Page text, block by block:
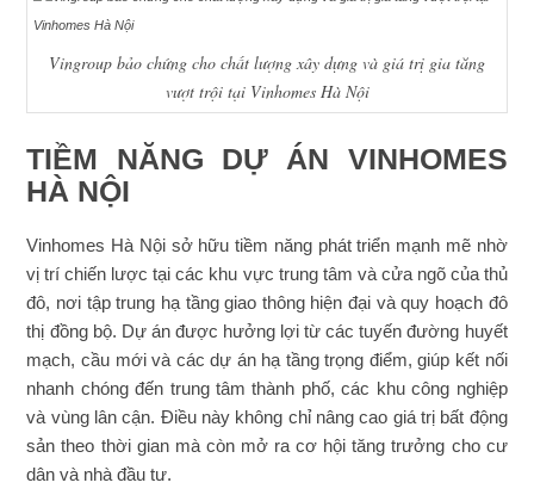
Vingroup bảo chứng cho chất lượng xây dựng và giá trị gia tăng
vượt trội tại Vinhomes Hà Nội
TIỀM NĂNG DỰ ÁN VINHOMES
HÀ NỘI
Vinhomes Hà Nội sở hữu tiềm năng phát triển mạnh mẽ nhờ
vị trí chiến lược tại các khu vực trung tâm và cửa ngõ của thủ
đô, nơi tập trung hạ tầng giao thông hiện đại và quy hoạch đô
thị đồng bộ. Dự án được hưởng lợi từ các tuyến đường huyết
mạch, cầu mới và các dự án hạ tầng trọng điểm, giúp kết nối
nhanh chóng đến trung tâm thành phố, các khu công nghiệp
và vùng lân cận. Điều này không chỉ nâng cao giá trị bất động
sản theo thời gian mà còn mở ra cơ hội tăng trưởng cho cư
dân và nhà đầu tư.